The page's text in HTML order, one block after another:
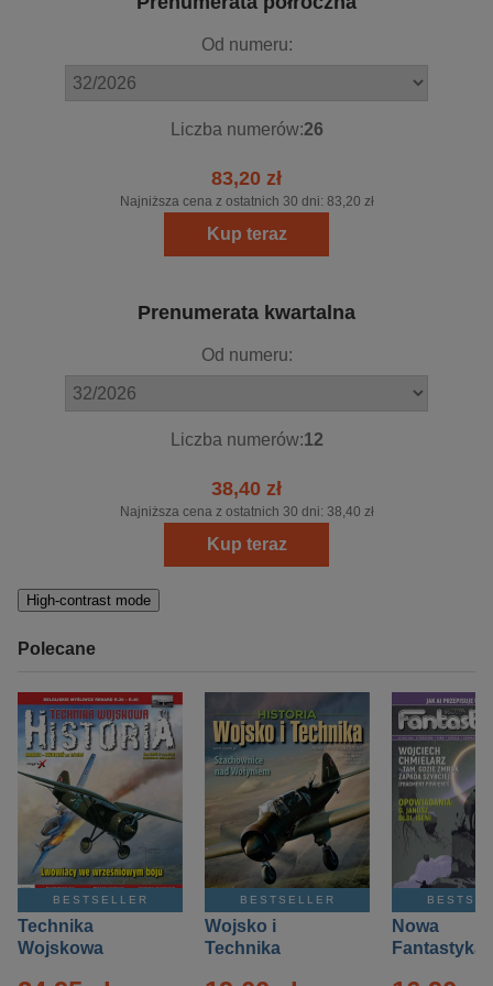
Od numeru:
Liczba numerów:26
83,20 zł
Najniższa cena z ostatnich 30 dni: 83,20 zł
Kup teraz
Prenumerata kwartalna
Od numeru:
Liczba numerów:12
38,40 zł
Najniższa cena z ostatnich 30 dni: 38,40 zł
Kup teraz
High-contrast mode
Polecane
BESTSELLER
Technika
Wojskowa
BESTSELLER
Wojsko i
Technika
Nowa
Fantastyka